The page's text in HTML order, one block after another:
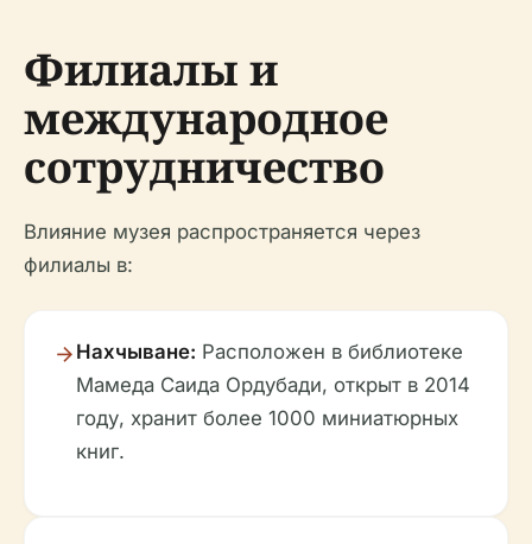
Филиалы и
международное
сотрудничество
Влияние музея распространяется через
филиалы в:
Нахчыване: Расположен в библиотеке
Мамеда Саида Ордубади, открыт в 2014
году, хранит более 1000 миниатюрных
книг.